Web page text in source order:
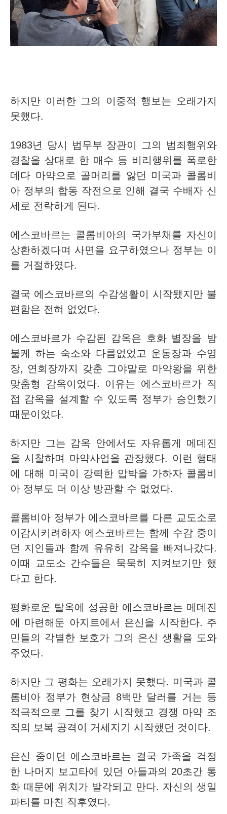
하지만 이러한 그의 이중적 행보는 오래가지
못했다.
1983년 당시 법무부 장관이 그의 범죄행위와
경찰을 상대로 한 매수 등 비리행위를 폭로한
데다 마약으로 골머리를 앓던 미국과 콜롬비
아 정부의 합동 작전으로 인해 결국 수배자 신
세로 전락하게 된다.
에스코바르는 콜롬비아의 국가부채를 자신이
상환하겠다며 사면을 요구하였으나 정부는 이
를 거절하였다.
결국 에스코바르의 수감생활이 시작됐지만 불
편함은 전혀 없었다.
에스코바르가 수감된 감옥은 호화 별장을 방
불케 하는 숙소와 다름없었고 운동장과 수영
장, 연회장까지 갖춘 그야말로 마약왕을 위한
맞춤형 감옥이었다. 이유는 에스코바르가 직
접 감옥을 설계할 수 있도록 정부가 승인했기
때문이었다.
하지만 그는 감옥 안에서도 자유롭게 메데진
을 시찰하며 마약사업을 관장했다. 이런 행태
에 대해 미국이 강력한 압박을 가하자 콜롬비
아 정부도 더 이상 방관할 수 없었다.
콜롬비아 정부가 에스코바르를 다른 교도소로
이감시키려하자 에스코바르는 함께 수감 중이
던 지인들과 함께 유유히 감옥을 빠져나갔다.
이때 교도소 간수들은 묵묵히 지켜보기만 했
다고 한다.
평화로운 탈옥에 성공한 에스코바르는 메데진
에 마련해둔 아지트에서 은신을 시작한다. 주
민들의 각별한 보호가 그의 은신 생활을 도와
주었다.
하지만 그 평화는 오래가지 못했다. 미국과 콜
롬비아 정부가 현상금 8백만 달러를 거는 등
적극적으로 그를 찾기 시작했고 경쟁 마약 조
직의 보복 공격이 거세지기 시작했던 것이다.
은신 중이던 에스코바르는 결국 가족을 걱정
한 나머지 보고타에 있던 아들과의 20초간 통
화 때문에 위치가 발각되고 만다. 자신의 생일
파티를 마친 직후였다.